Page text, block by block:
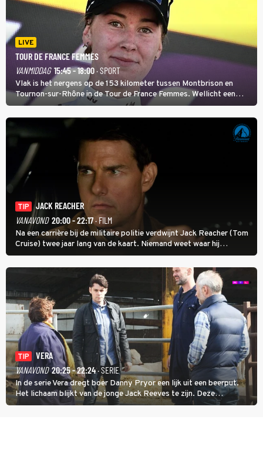
LIVE
TOUR DE FRANCE FEMMES
VANMIDDAG 15:45 - 18:00· SPORT
Vlak is het nergens op de 153 kilometer tussen Montbrison en
Tournon-sur-Rhône in de Tour de France Femmes. Wellicht een
kans voor Nienke Vinke, die vorig jaar de witte trui won.
TIP
JACK REACHER
VANAVOND 20:00 - 22:17· FILM
Na een carrière bij de militaire politie verdwijnt Jack Reacher (Tom
Cruise) twee jaar lang van de kaart. Niemand weet waar hij
uithangt, totdat moordverdachte James Barr naar hem vraagt.
TIP
VERA
VANAVOND 20:25 - 22:24· SERIE
In de serie Vera dregt boer Danny Pryor een lijk uit een beerput.
Het lichaam blijkt van de jonge Jack Reeves te zijn. Deze
homoseksuele woonwagenbewoner had gebroken met zijn familie